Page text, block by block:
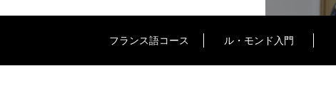
フランス語コース ル・モンド入門